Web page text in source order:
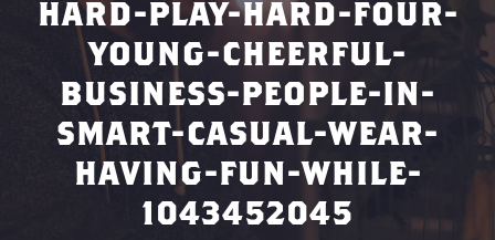
HARD-PLAY-HARD-FOUR-
YOUNG-CHEERFUL-
BUSINESS-PEOPLE-IN-
SMART-CASUAL-WEAR-
HAVING-FUN-WHILE-
1043452045